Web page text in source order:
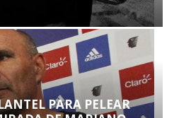
PARA PELEAR